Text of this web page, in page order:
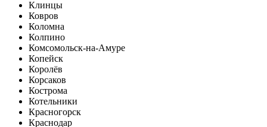
Клинцы
Ковров
Коломна
Колпино
Комсомольск-на-Амуре
Копейск
Королёв
Корсаков
Кострома
Котельники
Красногорск
Краснодар